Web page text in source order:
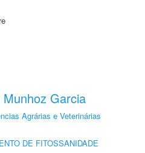
Garcia
Agrárias e Veterinárias
DE FITOSSANIDADE